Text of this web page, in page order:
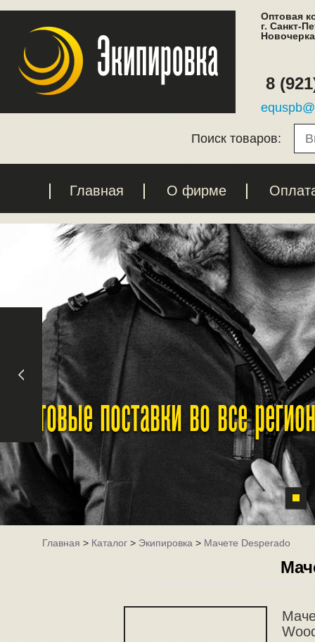
Оптовая
г. Санкт-
8
Поиск товаров:
Главная О фирме
Оптовые поставки во все
Главная>Каталог>Экипировка>Mачете Desperado